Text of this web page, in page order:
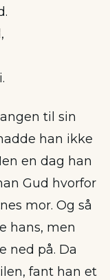
til sin
han ikke
en dag han
Gud hvorfor
mor. Og så
hans, men
ned på. Da
fant han et